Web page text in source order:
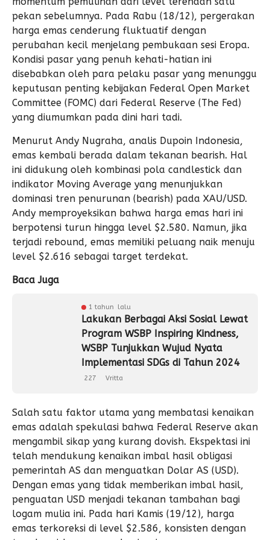
pekan sebelumnya. Pada Rabu (18/12), pergerakan
harga emas cenderung fluktuatif dengan
perubahan kecil menjelang pembukaan sesi Eropa.
Kondisi pasar yang penuh kehati-hatian ini
disebabkan oleh para pelaku pasar yang menunggu
keputusan penting kebijakan Federal Open Market
Committee (FOMC) dari Federal Reserve (The Fed)
yang diumumkan pada dini hari tadi.
Menurut Andy Nugraha, analis Dupoin Indonesia,
emas kembali berada dalam tekanan bearish. Hal
ini didukung oleh kombinasi pola candlestick dan
indikator Moving Average yang menunjukkan
dominasi tren penurunan (bearish) pada XAU/USD.
Andy memproyeksikan bahwa harga emas hari ini
berpotensi turun hingga level $2.580. Namun, jika
terjadi rebound, emas memiliki peluang naik menuju
level $2.616 sebagai target terdekat.
Baca Juga
1 tahun lalu
Lakukan Berbagai Aksi Sosial Lewat
Program WSBP Inspiring Kindness,
WSBP Tunjukkan Wujud Nyata
Implementasi SDGs di Tahun 2024
227 Vritta
Salah satu faktor utama yang membatasi kenaikan
emas adalah spekulasi bahwa Federal Reserve akan
mengambil sikap yang kurang dovish. Ekspektasi ini
telah mendukung kenaikan imbal hasil obligasi
pemerintah AS dan menguatkan Dolar AS (USD).
Dengan emas yang tidak memberikan imbal hasil,
penguatan USD menjadi tekanan tambahan bagi
logam mulia ini. Pada hari Kamis (19/12), harga
emas terkoreksi di level $2.586, konsisten dengan